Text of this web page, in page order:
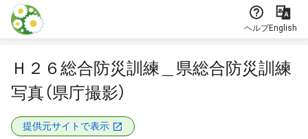
本文に飛ぶ
ヘルプEnglish
Ｈ２６総合防災訓練＿県総合防災訓練
写真（県庁撮影）
提供元サイトで表示